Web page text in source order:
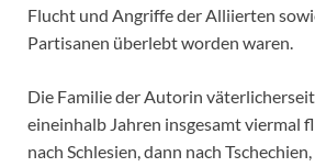
Flucht und Angriffe der Alliierten
Partisanen überlebt worden waren.
Die Familie der Autorin
eineinhalb Jahren insgesamt viermal
nach Schlesien, dann nach